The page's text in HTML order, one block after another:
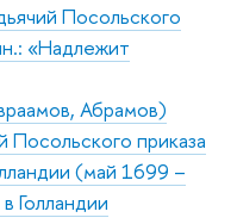
Посольского
«Надлежит
Абрамов)
приказа
(май 1699 –
Голландии